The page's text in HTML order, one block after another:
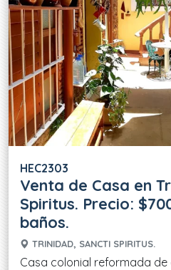
HEC2303
Venta de Casa en
Spiritus. Precio:
baños.
TRINIDAD, SANCTI SPIRITUS.
Casa colonial reformada